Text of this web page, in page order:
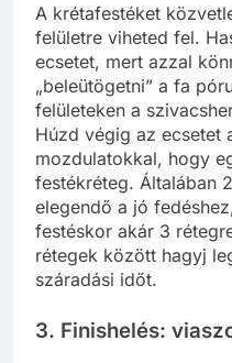
A krétafestéket
felületre viheted fel.
ecsetet, mert azzal
„beleütögetni” a fa
felületeken a
Húzd végig az ecsetet
mozdulatokkal, hogy
festékréteg. Általában
elegendő a jó
festéskor akár 3
rétegek között hagyj
száradási időt.
3. Finishelés: